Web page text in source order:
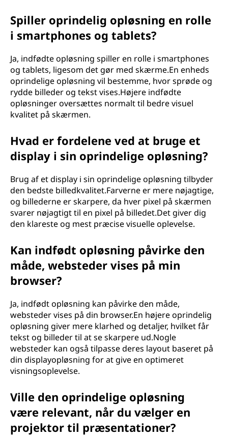
Spiller oprindelig opløsning en rolle
i smartphones og tablets?
Ja, indfødte opløsning spiller en rolle i smartphones
og tablets, ligesom det gør med skærme.En enheds
oprindelige opløsning vil bestemme, hvor sprøde og
rydde billeder og tekst vises.Højere indfødte
opløsninger oversættes normalt til bedre visuel
kvalitet på skærmen.
Hvad er fordelene ved at bruge et
display i sin oprindelige opløsning?
Brug af et display i sin oprindelige opløsning tilbyder
den bedste billedkvalitet.Farverne er mere nøjagtige,
og billederne er skarpere, da hver pixel på skærmen
svarer nøjagtigt til en pixel på billedet.Det giver dig
den klareste og mest præcise visuelle oplevelse.
Kan indfødt opløsning påvirke den
måde, websteder vises på min
browser?
Ja, indfødt opløsning kan påvirke den måde,
websteder vises på din browser.En højere oprindelig
opløsning giver mere klarhed og detaljer, hvilket får
tekst og billeder til at se skarpere ud.Nogle
websteder kan også tilpasse deres layout baseret på
din displayopløsning for at give en optimeret
visningsoplevelse.
Ville den oprindelige opløsning
være relevant, når du vælger en
projektor til præsentationer?